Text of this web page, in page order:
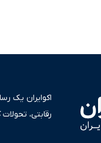
اکوایران یک
رقابتی،